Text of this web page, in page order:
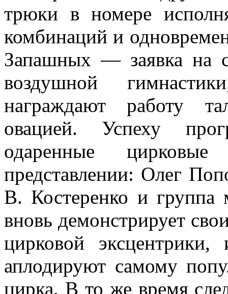
трюки в номере
комбинаций и
Запашных — заявка на
воз­душной
награждают работу
овацией. Успеху
одаренные
представлении: Олег
В. Костеренко и
вновь демонстрирует
цирковой
аплоди­руют самому
цирка. В то же время